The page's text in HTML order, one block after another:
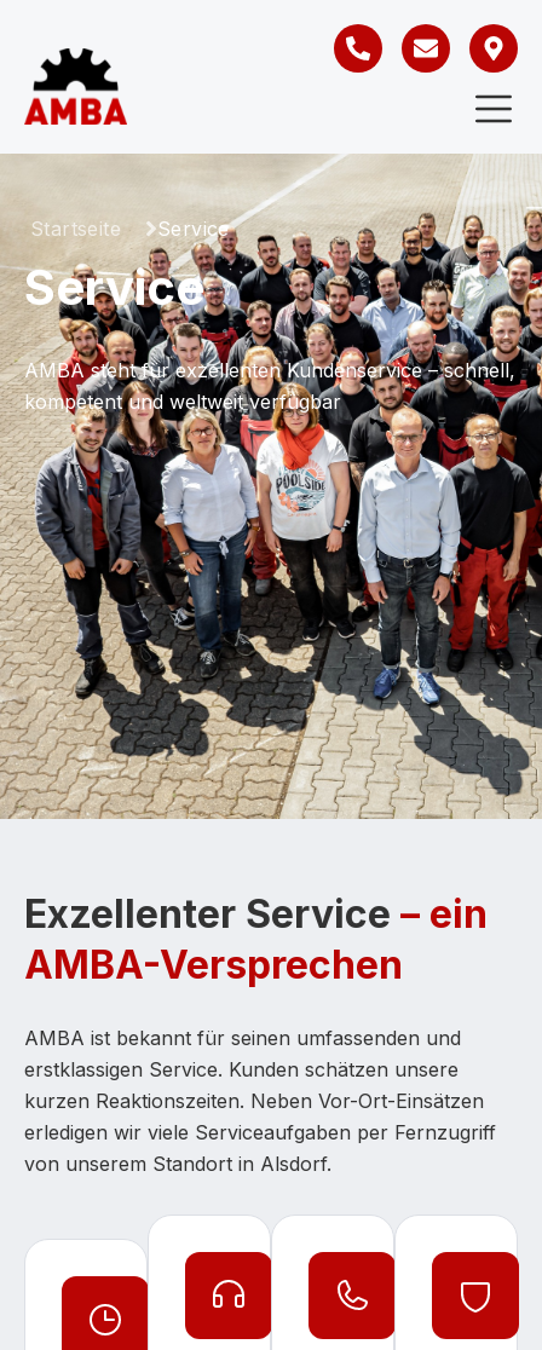
Startseite Service
Service
AMBA steht für exzellenten Kundenservice – schnell,
kompetent und weltweit verfügbar
Exzellenter Service – ein
AMBA-Versprechen
AMBA ist bekannt für seinen umfassenden und
erstklassigen Service. Kunden schätzen unsere
kurzen Reaktionszeiten. Neben Vor-Ort-Einsätzen
erledigen wir viele Serviceaufgaben per Fernzugriff
von unserem Standort in Alsdorf.